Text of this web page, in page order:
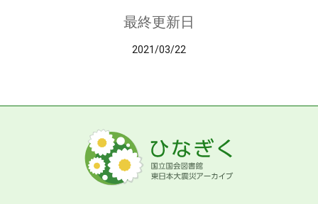
最終更新日
2021/03/22